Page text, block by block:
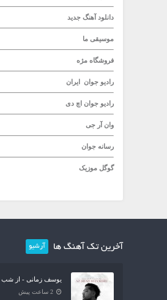
دانلود آهنگ جدید
موسیقی ما
فروشگاه مژه
رادیو جوان ایران
رادیو جوان اچ دی
وان آر جی
رسانه جوان
گوگل موزیک
آخرین تک آهنگ ها آرشیو
یوسف زمانی - از شب
2 ساعت پیش